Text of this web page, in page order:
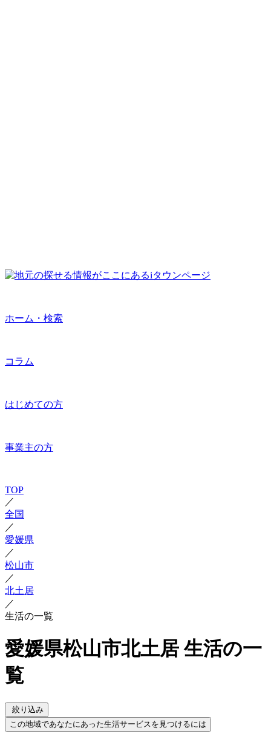
ホーム・検索
コラム
はじめての方
事業主の方
TOP
／
全国
／
愛媛県
／
松山市
／
北土居
／
生活の一覧
愛媛県松山市北土居 生活の一
覧
絞り込み
この地域であなたにあった生活サービスを見つけるには